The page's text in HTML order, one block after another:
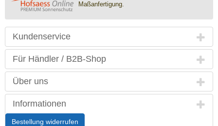
Maßanfertigung.
Kundenservice
Für Händler / B2B-Shop
Über uns
Informationen
Bestellung widerrufen